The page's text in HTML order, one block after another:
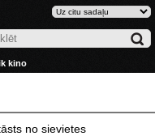
kino
no sievietes